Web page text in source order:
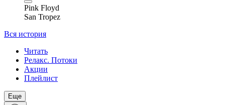
Pink Floyd
San Tropez
Вся история
Читать
Релакс. Потоки
Акции
Плейлист
Еще